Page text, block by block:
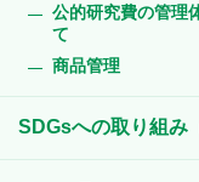
公的研究費の管理
て
商品管理
SDGsへの取り組み